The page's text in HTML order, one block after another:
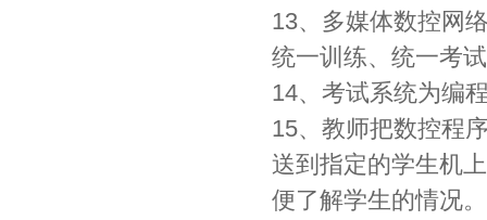
13、多媒体数控网
统一训练、统一考
14、考试系统为编
15、教师把数控程
送到指定的学生机
便了解学生的情况。